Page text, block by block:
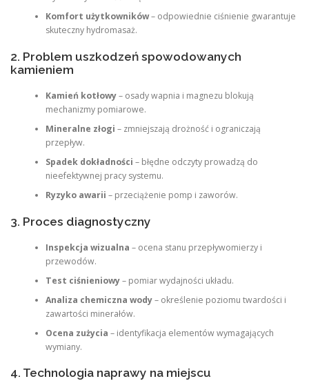
Komfort użytkowników– odpowiednie ciśnienie gwarantuje
skuteczny hydromasaż.
2. Problem uszkodzeń spowodowanych
kamieniem
Kamień kotłowy– osady wapnia i magnezu blokują
mechanizmy pomiarowe.
Mineralne złogi – zmniejszają drożność i ograniczają
przepływ.
Spadek dokładności – błędne odczyty prowadzą do
nieefektywnej pracy systemu.
Ryzyko awarii – przeciążenie pomp i zaworów.
3. Proces diagnostyczny
Inspekcja wizualna – ocena stanu przepływomierzy i
przewodów.
Test ciśnieniowy– pomiar wydajności układu.
Analiza chemiczna wody– określenie poziomu twardości i
zawartości minerałów.
Ocena zużycia – identyfikacja elementów wymagających
wymiany.
4. Technologia naprawy na miejscu